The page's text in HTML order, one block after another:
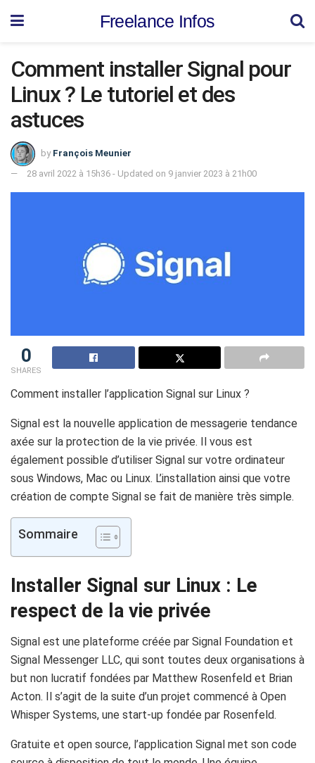
Freelance Infos
Comment installer Signal pour
Linux ? Le tutoriel et des
astuces
by François Meunier
28 avril 2022 à 15h36 - Updated on 9 janvier 2023 à 21h00
0
SHARES
Comment installer l’application Signal sur Linux ?
Signal est la nouvelle application de messagerie tendance
axée sur la protection de la vie privée. Il vous est
également possible d’utiliser Signal sur votre ordinateur
sous Windows, Mac ou Linux. L’installation ainsi que votre
création de compte Signal se fait de manière très simple.
Sommaire
Installer Signal sur Linux : Le
respect de la vie privée
Signal est une plateforme créée par Signal Foundation et
Signal Messenger LLC, qui sont toutes deux organisations à
but non lucratif fondées par Matthew Rosenfeld et Brian
Acton. Il s’agit de la suite d’un projet commencé à Open
Whisper Systems, une start-up fondée par Rosenfeld.
Gratuite et open source, l’application Signal met son code